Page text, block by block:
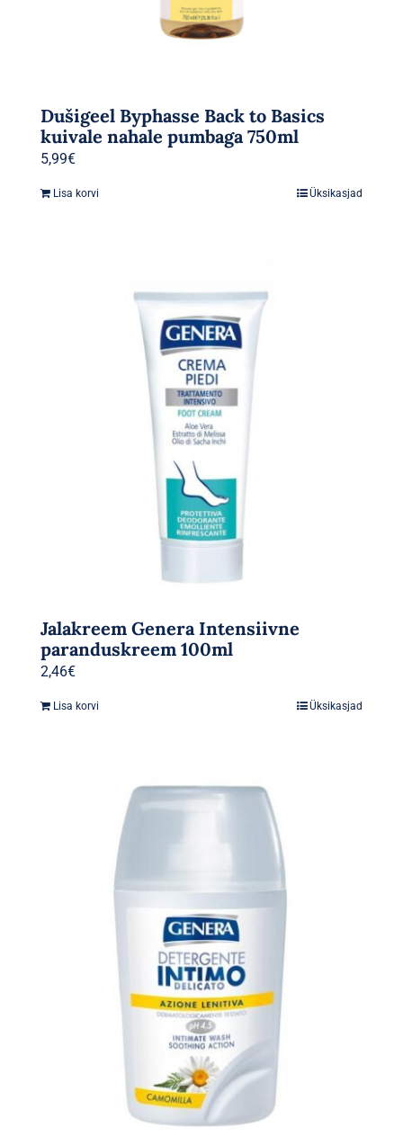
Dušigeel Byphasse Back to Basics
kuivale nahale pumbaga 750ml
5,99€
Lisa korvi Üksikasjad
Jalakreem Genera Intensiivne
paranduskreem 100ml
2,46€
Lisa korvi Üksikasjad